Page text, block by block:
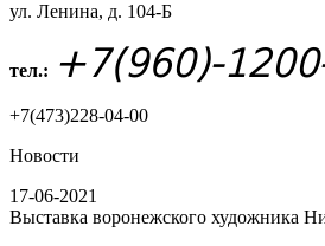
ул. Ленина, д. 104-Б
тел.: +7(960)-
+7(473)228-04-00
Новости
17-06-2021
Выставка воронежского художника